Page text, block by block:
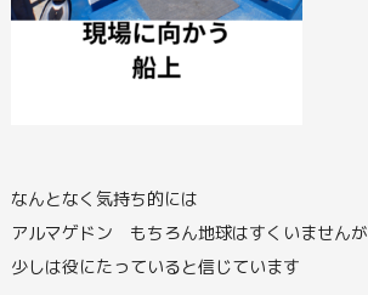
なんとなく気持ち的には
アルマゲドン もちろん地球はすくいませんが
少しは役にたっていると信じています